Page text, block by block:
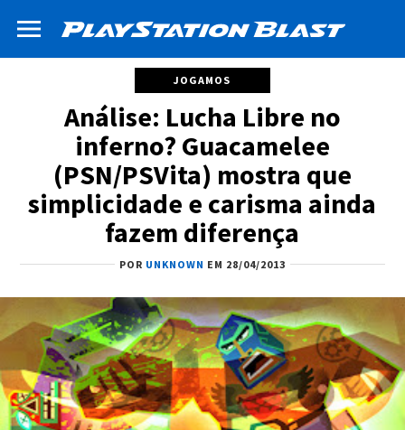
JOGAMOS
Análise: Lucha Libre no
inferno? Guacamelee
(PSN/PSVita) mostra que
simplicidade e carisma ainda
fazem diferença
POR UNKNOWN EM 28/04/2013